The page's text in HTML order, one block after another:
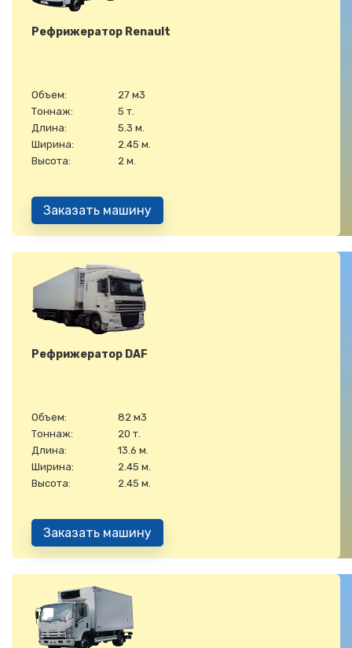
Рефрижератор Renault
Объем:
27 м3
Тоннаж:
5 т.
Длина:
5.3 м.
Ширина:
2.45 м.
Высота:
2 м.
Заказать машину
Рефрижератор DAF
Объем:
82 м3
Тоннаж:
20 т.
Длина:
13.6 м.
Ширина:
2.45 м.
Высота:
2.45 м.
Заказать машину